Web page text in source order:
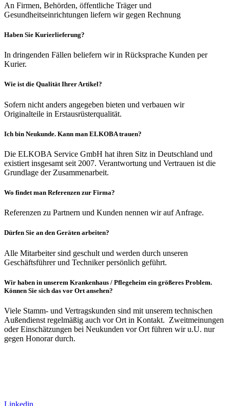
An Firmen, Behörden, öffentliche Träger und
Gesundheitseinrichtungen liefern wir gegen Rechnung
Haben Sie Kurierlieferung?
In dringenden Fällen beliefern wir in Rücksprache Kunden per
Kurier.
Wie ist die Qualität Ihrer Artikel?
Sofern nicht anders angegeben bieten und verbauen wir
Originalteile in Erstausrüsterqualität.
Ich bin Neukunde. Kann man ELKOBA trauen?
Die ELKOBA Service GmbH hat ihren Sitz in Deutschland und
existiert insgesamt seit 2007. Verantwortung und Vertrauen ist die
Grundlage der Zusammenarbeit.
Wo findet man Referenzen zur Firma?
Referenzen zu Partnern und Kunden nennen wir auf Anfrage.
Dürfen Sie an den Geräten arbeiten?
Alle Mitarbeiter sind geschult und werden durch unseren
Geschäftsführer und Techniker persönlich geführt.
Wir haben in unserem Krankenhaus / Pflegeheim ein größeres Problem.
Können Sie sich das vor Ort ansehen?
Viele Stamm- und Vertragskunden sind mit unserem technischen
Außendienst regelmäßig auch vor Ort in Kontakt. Zweitmeinungen
oder Einschätzungen bei Neukunden vor Ort führen wir u.U. nur
gegen Honorar durch.
Linkedin